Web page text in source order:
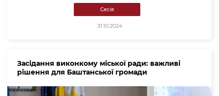
Сесія
31.10.2024
Засідання виконкому міської ради: важливі
рішення для Баштанської громади